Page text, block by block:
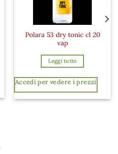
Polara 53 dry tonic cl 20
vap
Leggi tutto
Accedi per vedere i prezzi